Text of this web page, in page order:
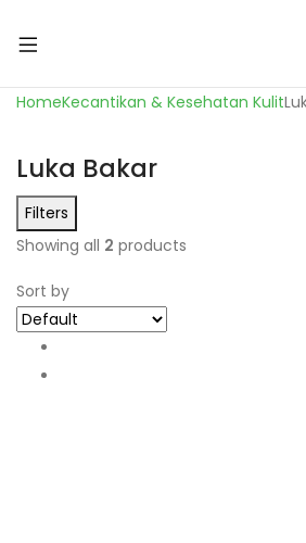
HomeKecantikan & Kesehatan Kulit
Luka Bakar
Filters
Showing all 2 products
Sort by